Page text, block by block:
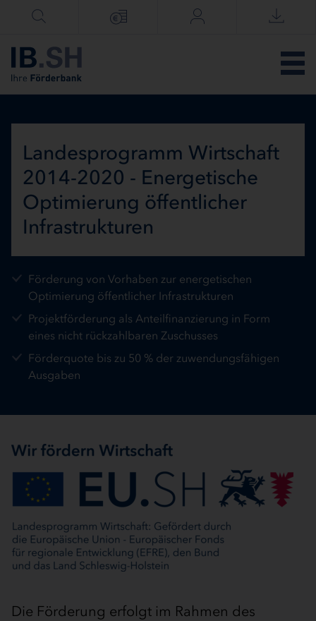
Menü überspringen
Landesprogramm Wirtschaft
2014-2020 - Energetische
Optimierung öffentlicher
Infrastrukturen
Förderung von Vorhaben zur energetischen
Optimierung öffentlicher Infrastrukturen
Projektförderung als Anteilfinanzierung in Form
eines nicht rückzahlbaren Zuschusses
Förderquote bis zu 50 % der zuwendungsfähigen
Ausgaben
Die Förderung erfolgt im Rahmen des